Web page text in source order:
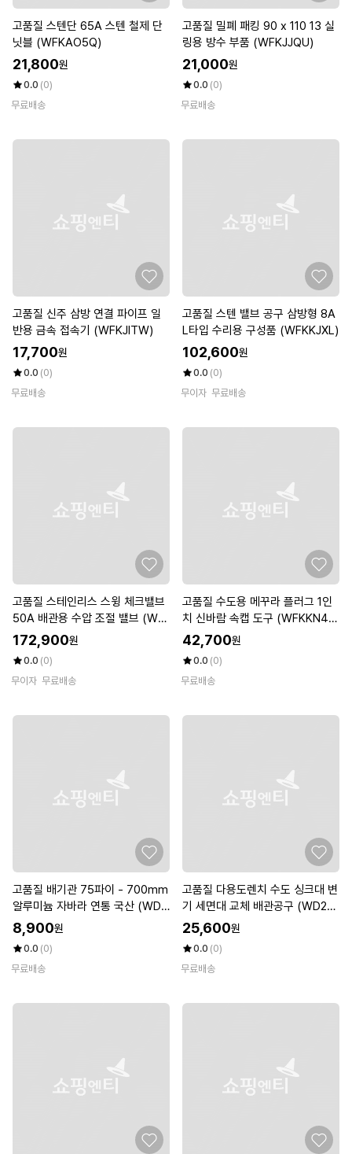
고품질 스텐단 65A 스텐 철제 단
닛블 (WFKAO5Q)
21,800원
0.0 (0)
무료배송
고품질 밀폐 패킹 90 x 110 13 실
링용 방수 부품 (WFKJJQU)
21,000원
0.0 (0)
무료배송
고품질 신주 삼방 연결 파이프 일
반용 금속 접속기 (WFKJITW)
17,700원
0.0 (0)
무료배송
고품질 스텐 밸브 공구 삼방형 8A
L타입 수리용 구성품 (WFKKJXL)
102,600원
0.0 (0)
무이자 무료배송
고품질 스테인리스 스윙 체크밸브
50A 배관용 수압 조절 밸브 (WF
KKJUI)
172,900원
0.0 (0)
무이자 무료배송
고품질 수도용 메꾸라 플러그 1인
치 신바람 속캡 도구 (WFKKN4
N)
42,700원
0.0 (0)
무료배송
고품질 배기관 75파이 - 700mm
알루미늄 자바라 연통 국산 (WDC
8E81)
8,900원
0.0 (0)
무료배송
고품질 다용도렌치 수도 싱크대 변
기 세면대 교체 배관공구 (WD20
9A2)
25,600원
0.0 (0)
무료배송